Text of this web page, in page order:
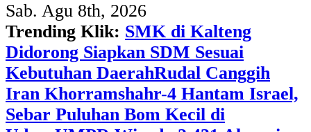
Sab. Agu 8th, 2026
Trending Klik: SMK di Kalteng
Didorong Siapkan SDM Sesuai
Kebutuhan DaerahRudal Canggih
Iran Khorramshahr-4 Hantam Israel,
Sebar Puluhan Bom Kecil di